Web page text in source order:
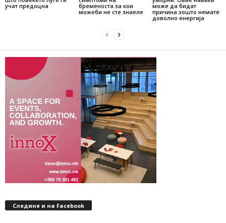
учат предоцна
бременоста за кои
можеби не сте знаеле
може да бидат
причина зошто немате
доволно енергија
Следине и на Facebook